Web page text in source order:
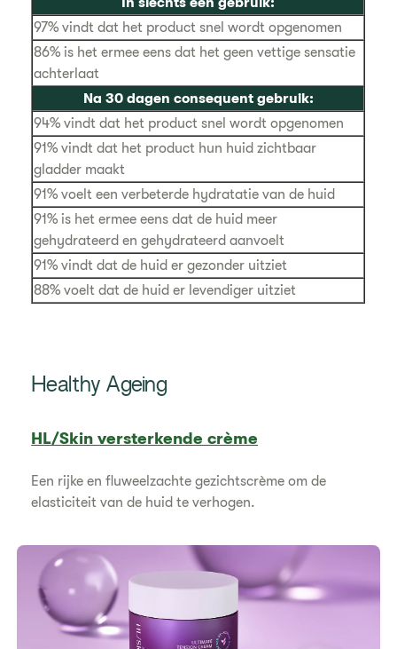
97% vindt dat het product snel wordt opgenomen
86% is het ermee eens dat het geen vettige sensatie
achterlaat
Na 30 dagen consequent gebruik:
94% vindt dat het product snel wordt opgenomen
91% vindt dat het product hun huid zichtbaar
gladder maakt
91% voelt een verbeterde hydratatie van de huid
91% is het ermee eens dat de huid meer
gehydrateerd en gehydrateerd aanvoelt
91% vindt dat de huid er gezonder uitziet
88% voelt dat de huid er levendiger uitziet
Healthy Ageing
HL/Skin versterkende crème
Een rijke en fluweelzachte gezichtscrème om de
elasticiteit van de huid te verhogen.